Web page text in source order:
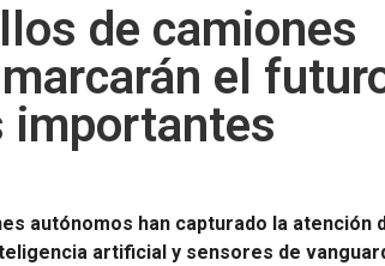
de camiones
el
importantes
autónomos han capturado la
artificial y sensores de